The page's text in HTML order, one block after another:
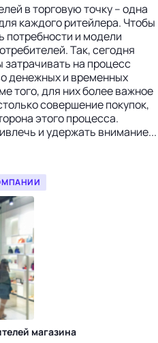
в торговую точку – одна
каждого ритейлера. Чтобы
потребности и модели
Так, сегодня
затрачивать на процесс
денежных и временных
того, для них более важное
совершение покупок,
этого процесса.
и удержать внимание...
магазина